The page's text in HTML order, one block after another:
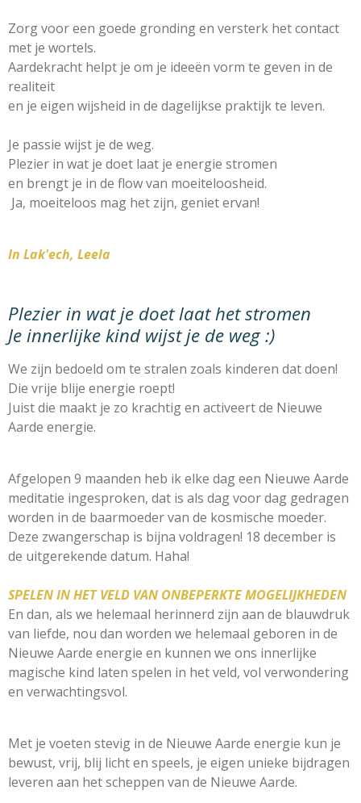
Zorg voor een goede gronding en versterk het contact
met je wortels.
Aardekracht helpt je om je ideeën vorm te geven in de
realiteit
en je eigen wijsheid in de dagelijkse praktijk te leven.
Je passie wijst je de weg.
Plezier in wat je doet laat je energie stromen
en brengt je in de flow van moeiteloosheid.
Ja, moeiteloos mag het zijn, geniet ervan!
In Lak'ech, Leela
Plezier in wat je doet laat het stromen
Je innerlijke kind wijst je de weg :)
We zijn bedoeld om te stralen zoals kinderen dat doen!
Die vrije blije energie roept!
Juist die maakt je zo krachtig en activeert de Nieuwe
Aarde energie.
Afgelopen 9 maanden heb ik elke dag een Nieuwe Aarde
meditatie ingesproken, dat is als dag voor dag gedragen
worden in de baarmoeder van de kosmische moeder.
Deze zwangerschap is bijna voldragen! 18 december is
de uitgerekende datum. Haha!
SPELEN IN HET VELD VAN ONBEPERKTE MOGELIJKHEDEN
En dan, als we helemaal herinnerd zijn aan de blauwdruk
van liefde, nou dan worden we helemaal geboren in de
Nieuwe Aarde energie en kunnen we ons innerlijke
magische kind laten spelen in het veld, vol verwondering
en verwachtingsvol.
Met je voeten stevig in de Nieuwe Aarde energie kun je
bewust, vrij, blij licht en speels, je eigen unieke bijdragen
leveren aan het scheppen van de Nieuwe Aarde.